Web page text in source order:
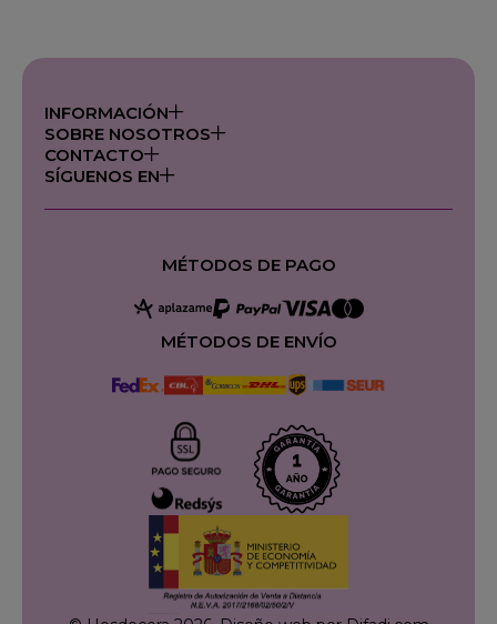
INFORMACIÓN
SOBRE NOSOTROS
CONTACTO
SÍGUENOS EN
MÉTODOS DE PAGO
MÉTODOS DE ENVÍO